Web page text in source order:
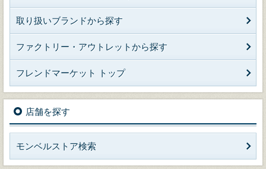
取り扱いブランドから探す
ファクトリー・アウトレットから探す
フレンドマーケット トップ
店舗を探す
モンベルストア検索